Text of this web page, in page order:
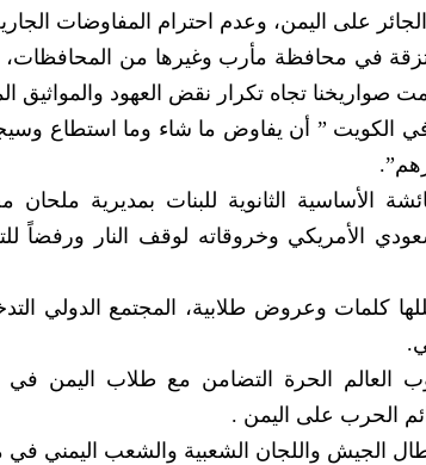
على اليمن، وعدم احترام المفاوضات
في محافظة مأرب وغيرها من المحافظات،
صواريخنا تجاه تكرار نقض العهود والمواثيق
في الكويت ” أن يفاوض ما شاء وما استطاع
الثانوية للبنات بمديرية
الأمريكي وخروقاته لوقف النار ورفضاً
كلمات وعروض طلابية، المجتمع الدولي
الحرة التضامن مع طلاب اليمن في
الحرب على اليمن .
الجيش واللجان الشعبية والشعب اليمني في